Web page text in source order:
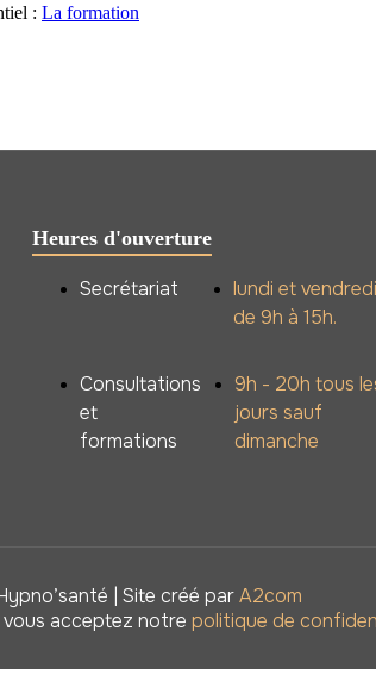
: La formation
Heures d'ouverture
Secrétariat
lundi et vendredi
de 9h à 15h.
Consultations
et
formations
9h - 20h tous
jours sauf
dimanche
| Site créé parA2com
vous acceptez notre politique de